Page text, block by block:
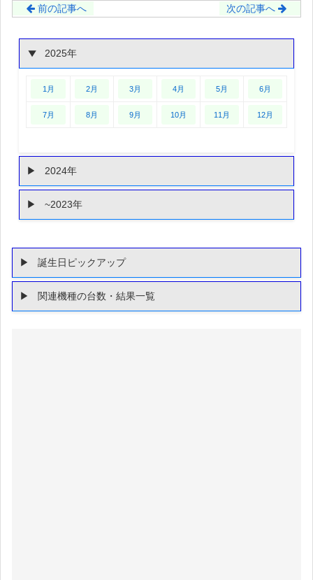
前の記事へ 次の記事へ
2025年
1月 2月 3月 4月 5月 6月
7月 8月 9月 10月 11月 12月
2024年
~2023年
誕生日ピックアップ
関連機種の台数・結果一覧